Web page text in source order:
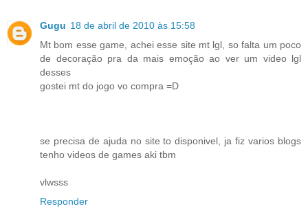
Gugu 18 de abril de 2010 às 15:58
Mt bom esse game, achei esse site mt lgl, so falta um poco
de decoração pra da mais emoção ao ver um video lgl
desses
gostei mt do jogo vo compra =D
se precisa de ajuda no site to disponivel, ja fiz varios blogs
tenho videos de games aki tbm
vlwsss
Responder